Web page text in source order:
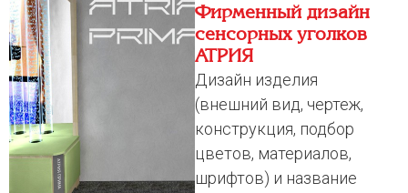
Фирменный дизайн
сенсорных уголков
АТРИЯ
Дизайн изделия
(внешний вид, чертеж,
конструкция, подбор
цветов, материалов,
шрифтов) и название